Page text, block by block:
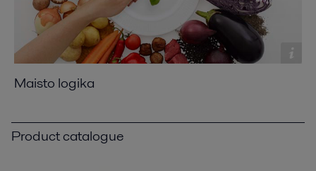
Maisto logika
Product catalogue